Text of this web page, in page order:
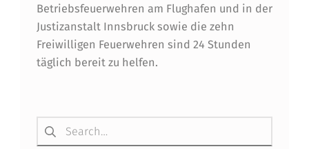
Betriebsfeuerwehren am Flughafen und in der
Justizanstalt Innsbruck sowie die zehn
Freiwilligen Feuerwehren sind 24 Stunden
täglich bereit zu helfen.
Suchen nach: